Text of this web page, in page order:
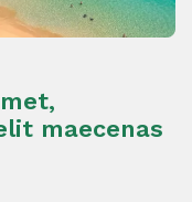
maecenas